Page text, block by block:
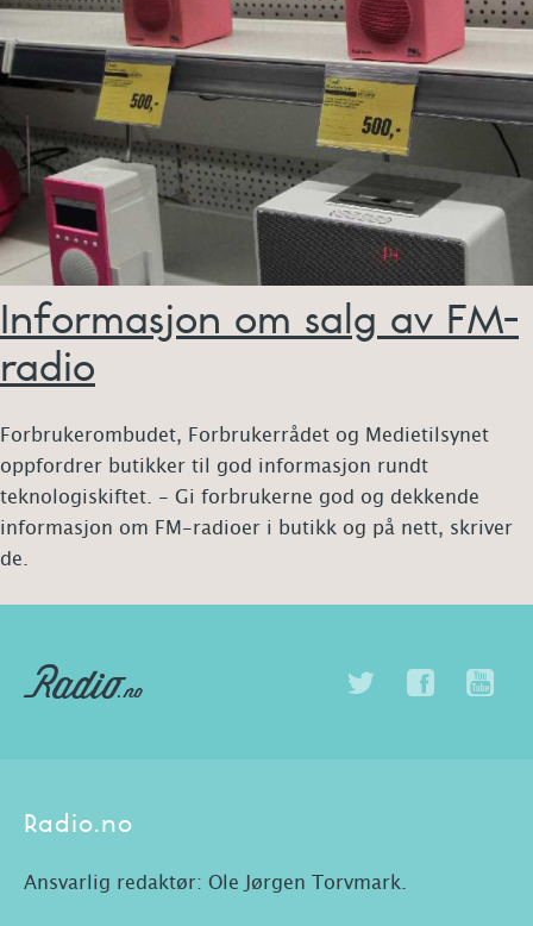
Informasjon om salg av FM-
radio
Forbrukerombudet, Forbrukerrådet og Medietilsynet
oppfordrer butikker til god informasjon rundt
teknologiskiftet. - Gi forbrukerne god og dekkende
informasjon om FM-radioer i butikk og på nett, skriver
de.
Radio.no
Ansvarlig redaktør: Ole Jørgen Torvmark.